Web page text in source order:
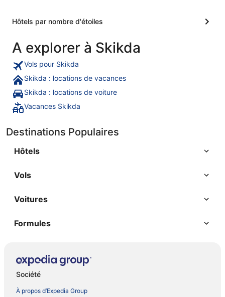
Hôtels par nombre d'étoiles
A explorer à Skikda
Vols pour Skikda
Skikda : locations de vacances
Skikda : locations de voiture
Vacances Skikda
Destinations Populaires
Hôtels
Vols
Voitures
Formules
Société
À propos d’Expedia Group